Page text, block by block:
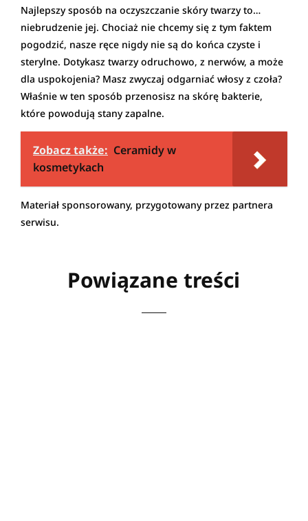
Najlepszy sposób na oczyszczanie skóry twarzy to…
niebrudzenie jej. Chociaż nie chcemy się z tym faktem
pogodzić, nasze ręce nigdy nie są do końca czyste i
sterylne. Dotykasz twarzy odruchowo, z nerwów, a może
dla uspokojenia? Masz zwyczaj odgarniać włosy z czoła?
Właśnie w ten sposób przenosisz na skórę bakterie,
które powodują stany zapalne.
Zobacz także: Ceramidy w
kosmetykach
Materiał sponsorowany, przygotowany przez partnera
serwisu.
Powiązane treści